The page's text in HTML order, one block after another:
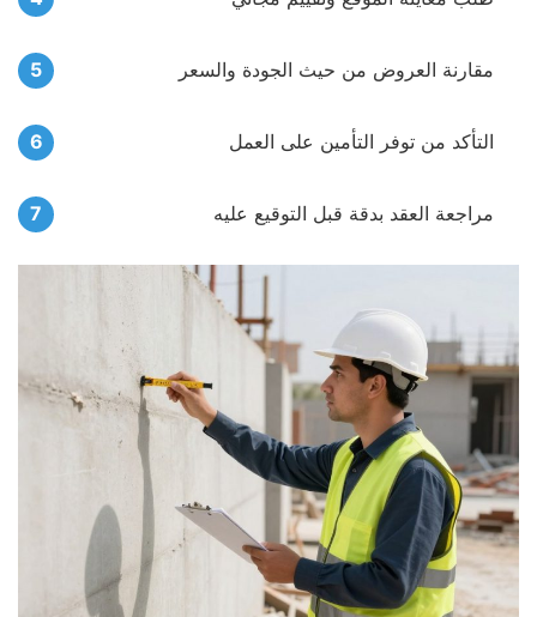
مقارنة العروض من حيث الجودة والسعر
التأكد من توفر التأمين على العمل
مراجعة العقد بدقة قبل التوقيع عليه